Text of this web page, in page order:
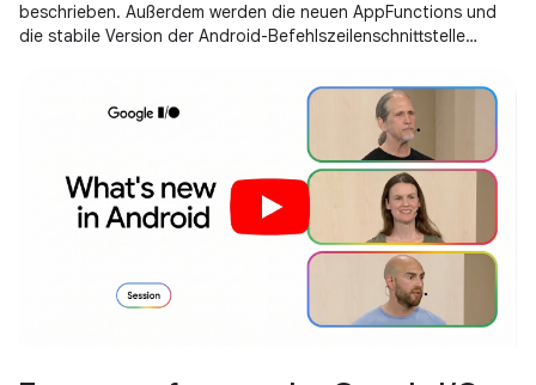
beschrieben. Außerdem werden die neuen AppFunctions und
die stabile Version der Android-Befehlszeilenschnittstelle
Prototyping in Google AI Studio vorgestellt und es werden
Strategien zur Speicheroptimierung für Android 17 behandelt.